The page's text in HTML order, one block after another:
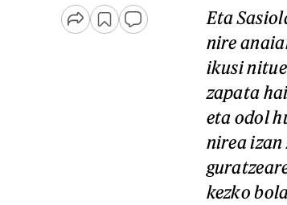
Eta
nire
ikusi
zapata
eta odol
nirea izan
kezko